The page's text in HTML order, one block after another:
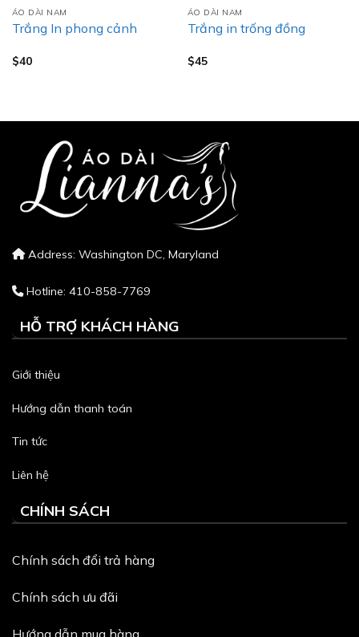
ÁO DÀI NAM
Trắng In phong cảnh
$40
ÁO DÀI NAM
Trắng in trống đồng
$45
Address: Washington DC, Maryland
Hotline: 410-858-7769
HỖ TRỢ KHÁCH HÀNG
Giới thiệu
Hướng dẫn thanh toán
Tin tức
Liên hệ
CHÍNH SÁCH
Chính sách đổi trả hàng
Chính sách ưu đãi
Hướng dẫn mua hàng